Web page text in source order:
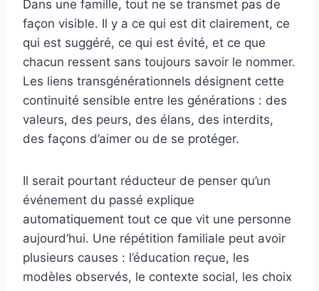
Dans une famille, tout ne se transmet pas de
façon visible. Il y a ce qui est dit clairement, ce
qui est suggéré, ce qui est évité, et ce que
chacun ressent sans toujours savoir le nommer.
Les liens transgénérationnels désignent cette
continuité sensible entre les générations : des
valeurs, des peurs, des élans, des interdits,
des façons d’aimer ou de se protéger.
Il serait pourtant réducteur de penser qu’un
événement du passé explique
automatiquement tout ce que vit une personne
aujourd’hui. Une répétition familiale peut avoir
plusieurs causes : l’éducation reçue, les
modèles observés, le contexte social, les choix